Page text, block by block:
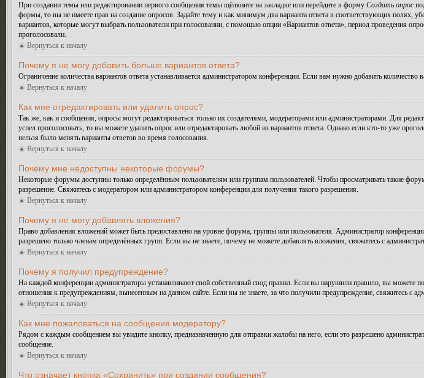
При создании темы или редактировании первого сообщения темы щёлкните на закладке или перейдите в форму Создать опрос
формы, то вы не имеете прав на создание опросов. Задайте тему и как минимум два варианта ответа в соответствующих полях,
вариантов, которые могут выбрать пользователи при голосовании, с помощью опции «Вариантов ответа», период проведения
проголосовали.
Вернуться к началу
Почему я не могу добавить больше вариантов ответа?
Ограничение количества вариантов ответа устанавливается администратором конференции. Если вам нужно добавить
Вернуться к началу
Как мне отредактировать или удалить опрос?
Так же, как и сообщения, опросы могут редактироваться только их создателями, модераторами или администраторами. Для
успел проголосовать, то вы можете удалить опрос или отредактировать любой из вариантов ответа. Однако если кто-то уже
нельзя было менять варианты ответов во время голосования.
Вернуться к началу
Почему мне недоступны некоторые форумы?
Некоторые форумы доступны только определённым пользователям или группам пользователей. Чтобы просматривать такие
разрешение. Свяжитесь с модератором или администратором конференции для получения такого разрешения.
Вернуться к началу
Почему я не могу добавлять вложения?
Право добавления вложений может быть предоставлено на уровне форума, группы или пользователя. Администратор
разрешено только членам определённых групп. Если вы не знаете, почему не можете добавлять вложения, свяжитесь с
Вернуться к началу
Почему я получил предупреждение?
На каждой конференции администраторы устанавливают свой собственный свод правил. Если вы нарушили правило, вы можете
отношения к предупреждениям, вынесенным на данном сайте. Если вы не знаете, за что получили предупреждение, свяжитесь с
Вернуться к началу
Как мне пожаловаться на сообщения модератору?
Рядом с каждым сообщением вы увидите кнопку, предназначенную для отправки жалобы на него, если это разрешено
сообщение.
Вернуться к началу
Что означает кнопка «Сохранить» при создании сообщения?